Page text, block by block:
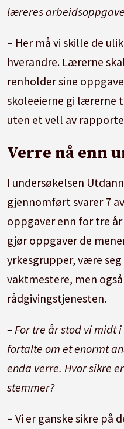
læreres
– Her må vi skille de
hverandre. Lærerne
renholder sine
skoleeierne gi lærerne
uten et vell av
Verre nå enn
I undersøkelsen
gjennomført svarer 7
oppgaver enn for tre
gjør oppgaver de
yrkesgrupper, være
vaktmestere, men
rådgivingstjenesten.
– For tre år stod vi midt
fortalte om et enormt
enda verre. Hvor sikre
stemmer?
– Vi er ganske sikre på